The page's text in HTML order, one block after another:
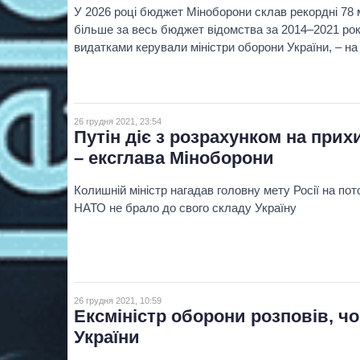
У 2026 році бюджет Міноборони склав рекордні 78
більше за весь бюджет відомства за 2014–2021
видатками керували міністри оборони України, – на
26 грудня 2021, 23:54
Путін діє з розрахунком на
– ексглава Міноборони
Колишній міністр нагадав головну мету Росії на
НАТО не брало до свого складу Україну
26 грудня 2021, 10:59
Ексміністр оборони розповів,
України